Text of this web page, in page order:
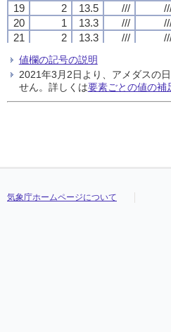
19
2 13.5 ///
20
1 13.3 ///
21
2 13.3 ///
13.3
23
4 13.1
24
3 13.0 ///
19
2 13.5 ///
20
1 13.3 ///
21
2 13.3 ///
13.3
23
4 13.1
24
3 13.0 ///
19
2 13.5 ///
20
1 13.3 ///
21
2 13.3 ///
13.3
23
4 13.1
24
3 13.0 ///
19
2 13.5 ///
20
1 13.3 ///
21
2 13.3 ///
13.3
23
4 13.1
24
3 13.0 ///
値欄の記号の説明
2021年3月2日より、アメダスの
せん。詳しくは要素ごとの値の補
気象庁ホームページについて